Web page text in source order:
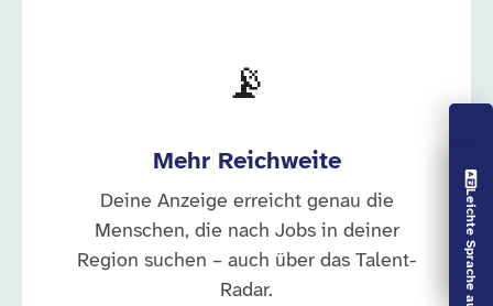
Vorlesen aus
Leichte Sprache aus
📡
Mehr Reichweite
Deine Anzeige erreicht genau die
Menschen, die nach Jobs in deiner
Region suchen – auch über das Talent-
Radar.